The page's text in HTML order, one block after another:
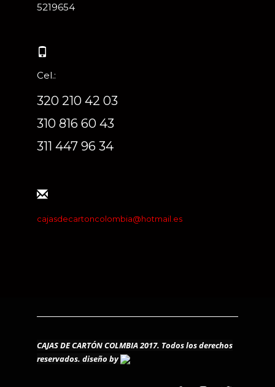
5219654
Cel.:
320 210 42 03
310 816 60 43
311 447 96 34
cajasdecartoncolombia@hotmail.es
CAJAS DE CARTÓN COLMBIA 2017. Todos los derechos
reservados. diseño by